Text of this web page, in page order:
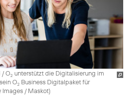
/ O2 unterstützt die Digitalisierung im
O2 Business Digitalpaket für
Images / Maskot)